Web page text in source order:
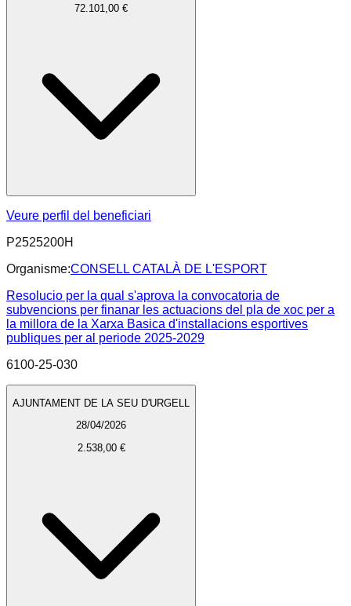
72.101,00 €
Veure perfil del beneficiari
P2525200H
Organisme:CONSELL CATALÀ DE L'ESPORT
Resolucio per la qual s'aprova la convocatoria de
subvencions per finanar les actuacions del pla de xoc per a
la millora de la Xarxa Basica d'installacions esportives
publiques per al periode 2025-2029
6100-25-030
AJUNTAMENT DE LA SEU D'URGELL
28/04/2026
2.538,00 €